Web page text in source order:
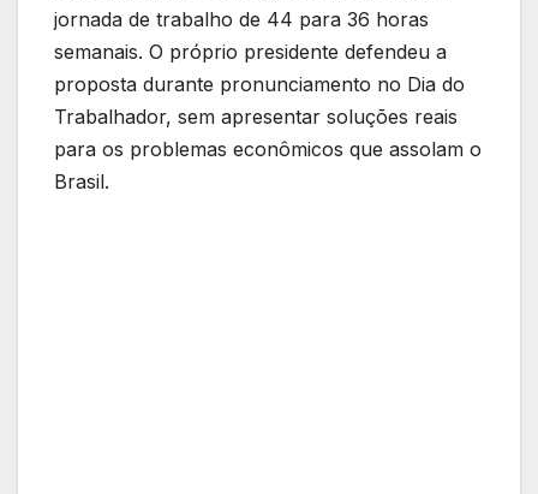
jornada de trabalho de 44 para 36 horas
semanais. O próprio presidente defendeu a
proposta durante pronunciamento no Dia do
Trabalhador, sem apresentar soluções reais
para os problemas econômicos que assolam o
Brasil.